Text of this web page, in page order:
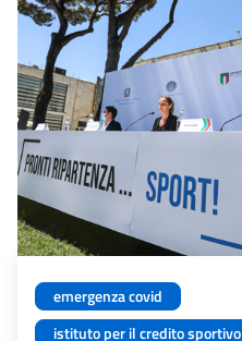
emergenza covid
istituto per il credito sportivo